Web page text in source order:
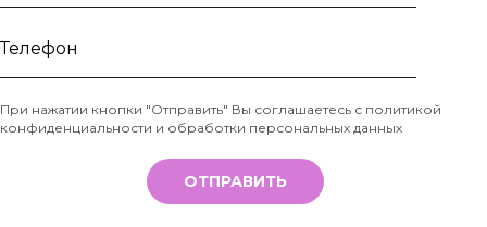
Ваше
Телефон
*
При нажатии кнопки "Отправить" Вы соглашаетесь с политикой
конфиденциальности и обработки персональных данных
ОТПРАВИТЬ